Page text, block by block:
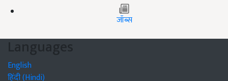
जॉब्स
Languages
English
हिंदी (Hindi)